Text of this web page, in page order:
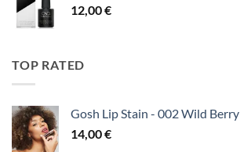
12,00€
TOP RATED
Gosh Lip Stain - 002 Wild Berry
14,00€